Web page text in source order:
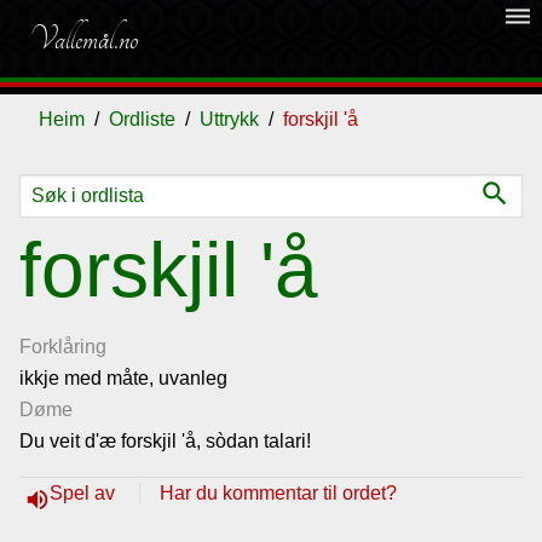
Vallemål.no
dehaze
Heim Ordliste Uttrykk forskjil 'å
search
forskjil 'å
Forklåring
ikkje med måte, uvanleg
Døme
Du veit d'æ forskjil 'å, sòdan talari!
volume_upSpel av Har du kommentar til ordet?
Ordliste
Om
vallemålet
Gjestebok
Nyhende